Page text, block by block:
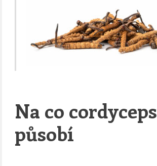
Na co cordyceps
působí